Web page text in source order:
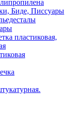
Биде, Писсуары
пластиковая,